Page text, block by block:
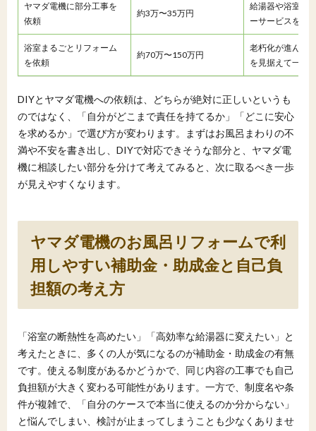
ヤマダ電機に部分工事を
依頼
約3万〜35万円
給湯器や浴室換
ーサービスを重
浴室まるごとリフォーム
を依頼
約70万〜150万円
老朽化が進んで
を見据えて一度
DIYとヤマダ電機への依頼は、どちらが絶対に正しいというも
のではなく、「自分がどこまで責任を持てるか」「どこに安心
を求めるか」で選び方が変わります。まずはお風呂まわりの不
満や不安を書き出し、DIYで対応できそうな部分と、ヤマダ電
機に相談したい部分を分けて考えてみると、次に取るべき一歩
が見えやすくなります。
ヤマダ電機のお風呂リフォームで利
用しやすい補助金・助成金と自己負
担額の考え方
「浴室の断熱性を高めたい」「高効率な給湯器に変えたい」と
考えたときに、多くの人が気になるのが補助金・助成金の有無
です。使える制度があるかどうかで、同じ内容の工事でも自己
負担額が大きく変わる可能性があります。一方で、制度名や条
件が複雑で、「自分のケースで本当に使えるのか分からない」
と悩んでしまい、検討が止まってしまうことも少なくありませ